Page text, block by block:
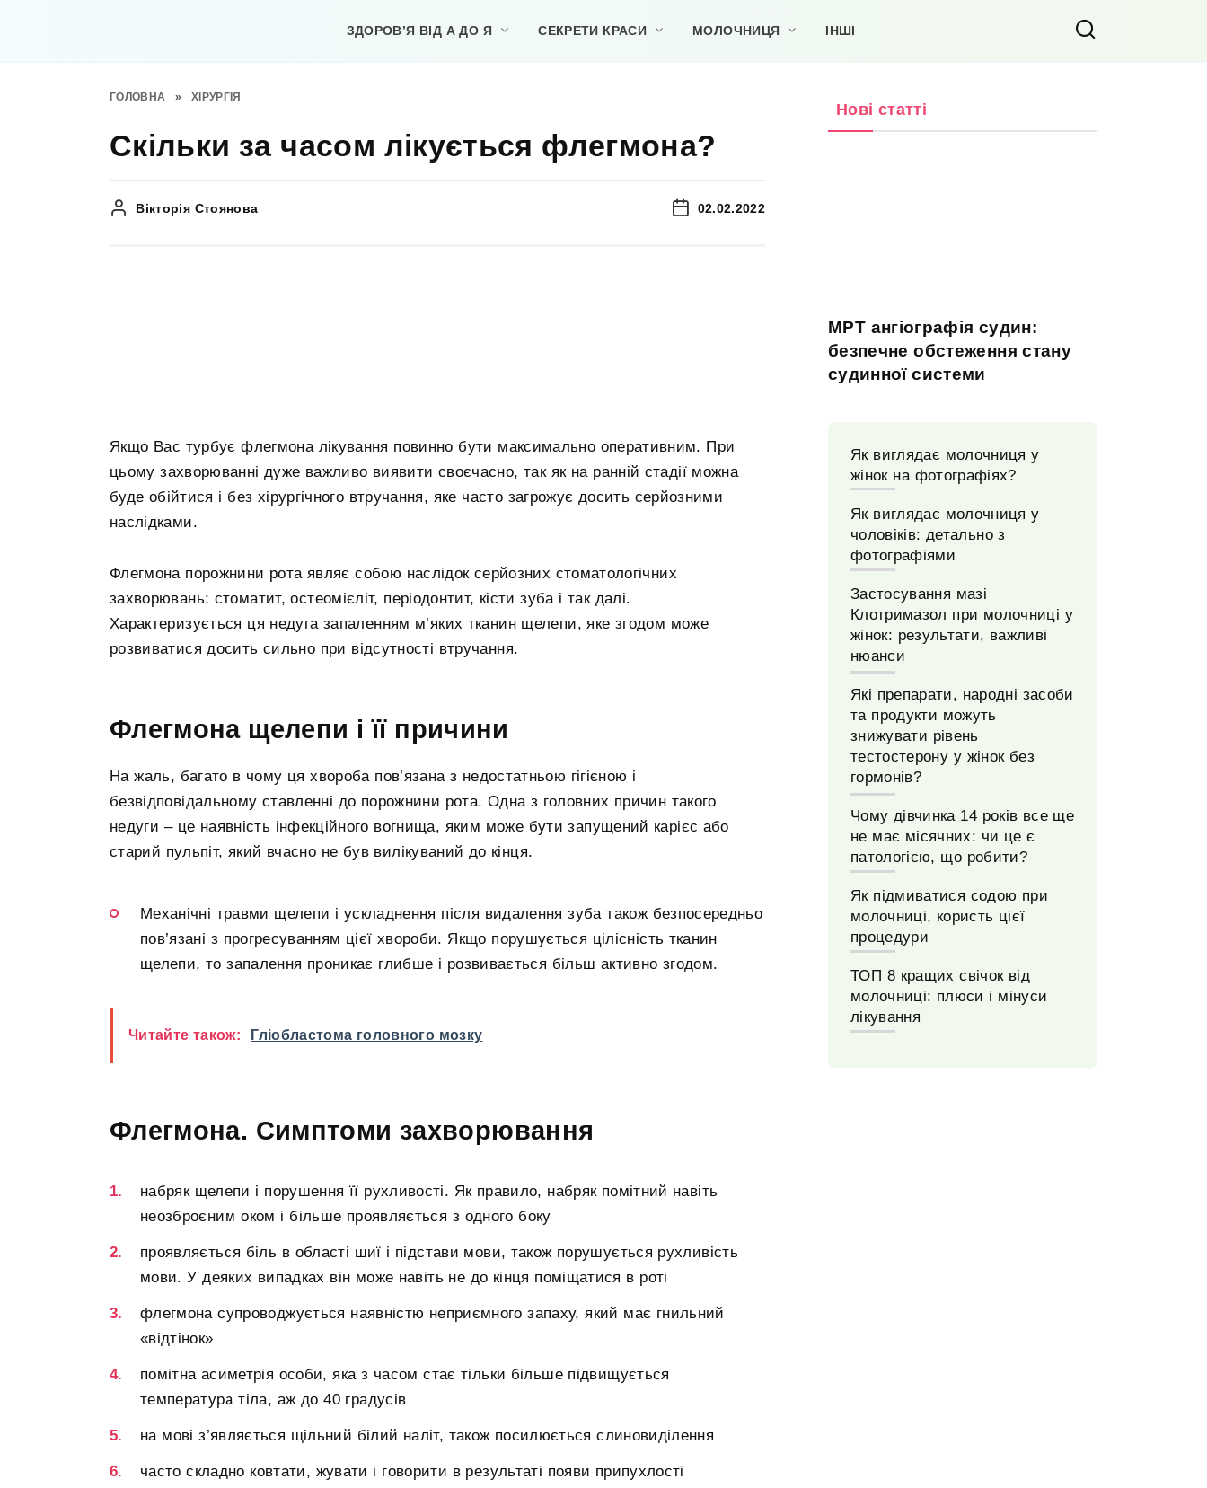
ЗДОРОВ’Я ВІД А ДО Я СЕКРЕТИ КРАСИ МОЛОЧНИЦЯ ІНШІ
ГОЛОВНА » ХІРУРГІЯ
Скільки за часом лікується флегмона?
Вікторія Стоянова 02.02.2022
Якщо Вас турбує флегмона лікування повинно бути максимально оперативним. При
цьому захворюванні дуже важливо виявити своєчасно, так як на ранній стадії можна
буде обійтися і без хірургічного втручання, яке часто загрожує досить серйозними
наслідками.
Флегмона порожнини рота являє собою наслідок серйозних стоматологічних
захворювань: стоматит, остеомієліт, періодонтит, кісти зуба і так далі.
Характеризується ця недуга запаленням м’яких тканин щелепи, яке згодом може
розвиватися досить сильно при відсутності втручання.
Флегмона щелепи і її причини
На жаль, багато в чому ця хвороба пов’язана з недостатньою гігієною і
безвідповідальному ставленні до порожнини рота. Одна з головних причин такого
недуги – це наявність інфекційного вогнища, яким може бути запущений карієс або
старий пульпіт, який вчасно не був вилікуваний до кінця.
Механічні травми щелепи і ускладнення після видалення зуба також безпосередньо
пов’язані з прогресуванням цієї хвороби. Якщо порушується цілісність тканин
щелепи, то запалення проникає глибше і розвивається більш активно згодом.
Читайте також: Гліобластома головного мозку
Флегмона. Симптоми захворювання
набряк щелепи і порушення її рухливості. Як правило, набряк помітний навіть
неозброєним оком і більше проявляється з одного боку
проявляється біль в області шиї і підстави мови, також порушується рухливість
мови. У деяких випадках він може навіть не до кінця поміщатися в роті
флегмона супроводжується наявністю неприємного запаху, який має гнильний
«відтінок»
помітна асиметрія особи, яка з часом стає тільки більше підвищується
температура тіла, аж до 40 градусів
на мові з’являється щільний білий наліт, також посилюється слиновиділення
часто складно ковтати, жувати і говорити в результаті появи припухлості
Нові статті
МРТ ангіографія судин:
безпечне обстеження стану
судинної системи
Як виглядає молочниця у
жінок на фотографіях?
Як виглядає молочниця у
чоловіків: детально з
фотографіями
Застосування мазі
Клотримазол при молочниці у
жінок: результати, важливі
нюанси
Які препарати, народні засоби
та продукти можуть
знижувати рівень
тестостерону у жінок без
гормонів?
Чому дівчинка 14 років все ще
не має місячних: чи це є
патологією, що робити?
Як підмиватися содою при
молочниці, користь цієї
процедури
ТОП 8 кращих свічок від
молочниці: плюси і мінуси
лікування